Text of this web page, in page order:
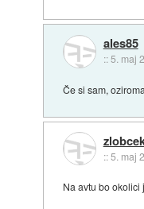
ales85
:: 5. maj
Če si sam,
::5. maj
Na avtu bo